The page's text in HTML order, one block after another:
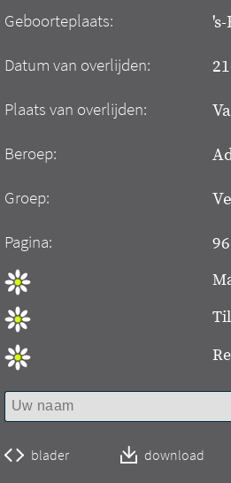
Geboorteplaats:
Datum van overlijden:
Plaats van overlijden:
Beroep:
Groep:
Pagina:
blader download